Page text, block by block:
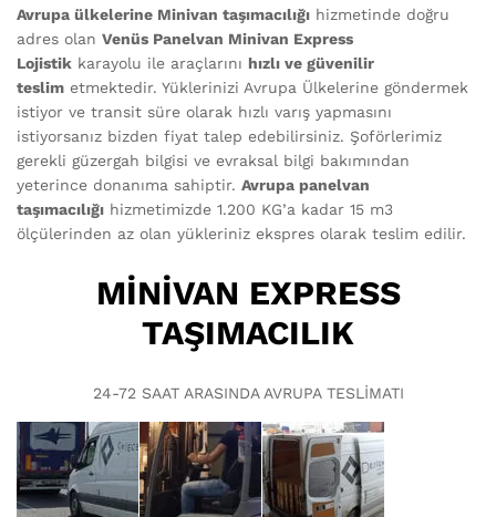
Avrupa ülkelerine Minivan taşımacılığı hizmetinde doğru
adres olan Venüs Panelvan Minivan Express
Lojistik karayolu ile araçlarını hızlı ve güvenilir
teslim etmektedir. Yüklerinizi Avrupa Ülkelerine göndermek
istiyor ve transit süre olarak hızlı varış yapmasını
istiyorsanız bizden fiyat talep edebilirsiniz. Şoförlerimiz
gerekli güzergah bilgisi ve evraksal bilgi bakımından
yeterince donanıma sahiptir. Avrupa panelvan
taşımacılığı hizmetimizde 1.200 KG’a kadar 15 m3
ölçülerinden az olan yükleriniz ekspres olarak teslim edilir.
MİNİVAN EXPRESS
TAŞIMACILIK
24-72 SAAT ARASINDA AVRUPA TESLİMATI